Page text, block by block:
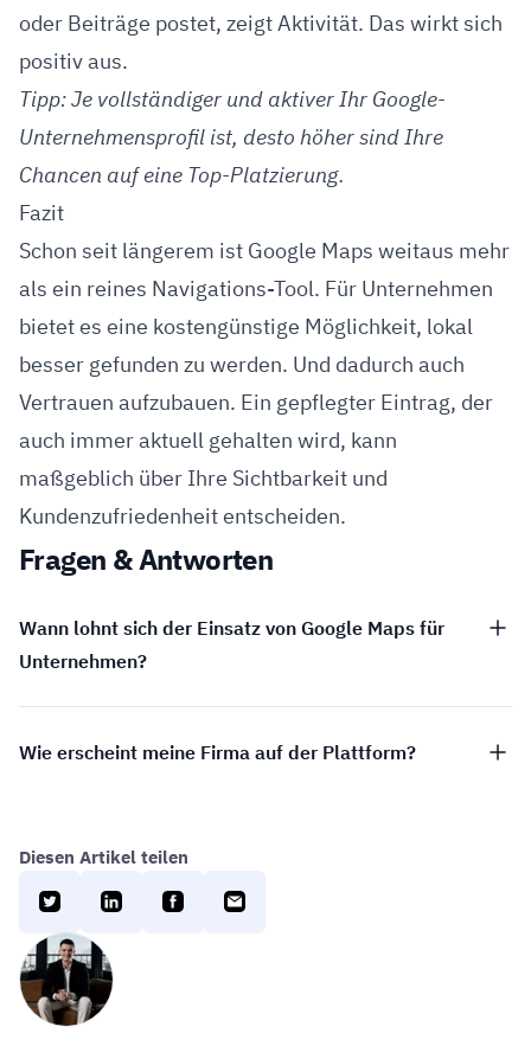
oder Beiträge postet, zeigt Aktivität. Das wirkt sich
positiv aus.
Tipp: Je vollständiger und aktiver Ihr Google-
Unternehmensprofil ist, desto höher sind Ihre
Chancen auf eine Top-Platzierung.
Fazit
Schon seit längerem ist Google Maps weitaus mehr
als ein reines Navigations-Tool. Für Unternehmen
bietet es eine kostengünstige Möglichkeit, lokal
besser gefunden zu werden. Und dadurch auch
Vertrauen aufzubauen. Ein gepflegter Eintrag, der
auch immer aktuell gehalten wird, kann
maßgeblich über Ihre Sichtbarkeit und
Kundenzufriedenheit entscheiden.
Fragen & Antworten
Wann lohnt sich der Einsatz von Google Maps für
Unternehmen?
Wie erscheint meine Firma auf der Plattform?
Diesen Artikel teilen